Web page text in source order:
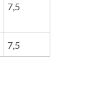
7,5
7,5